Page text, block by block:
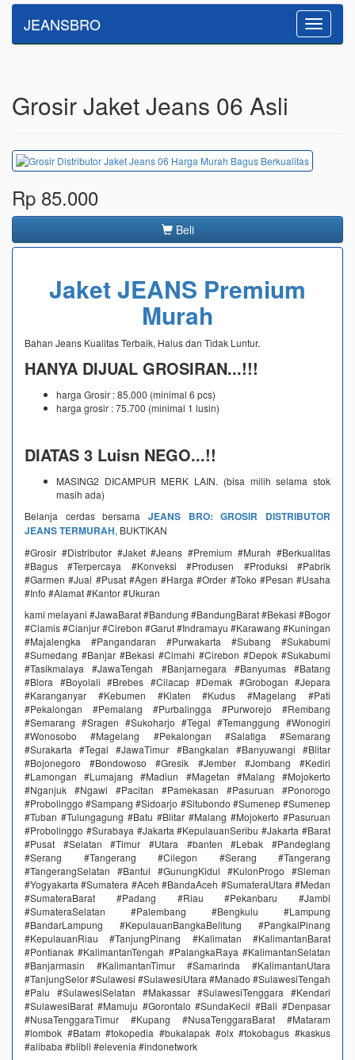
Toggle
JEANSBRO
Grosir Jaket Jeans 06 Asli
Rp 85.000
Beli
Jaket JEANS Premium
Murah
Bahan Jeans Kualitas Terbaik, Halus dan Tidak Luntur.
HANYA DIJUAL GROSIRAN...!!!
harga Grosir : 85.000 (minimal 6 pcs)
harga grosir : 75.700 (minimal 1 lusin)
DIATAS 3 Luisn NEGO...!!
MASING2 DICAMPUR MERK LAIN. (bisa milih selama stok
masih ada)
Belanja cerdas bersama JEANS BRO: GROSIR DISTRIBUTOR
JEANS TERMURAH, BUKTIKAN
#Grosir #Distributor #Jaket #Jeans #Premium #Murah #Berkualitas
#Bagus #Terpercaya #Konveksi #Produsen #Produksi #Pabrik
#Garmen #Jual #Pusat #Agen #Harga #Order #Toko #Pesan #Usaha
#Info #Alamat #Kantor #Ukuran
kami melayani #JawaBarat #Bandung #BandungBarat #Bekasi #Bogor
#Ciamis #Cianjur #Cirebon #Garut #Indramayu #Karawang #Kuningan
#Majalengka #Pangandaran #Purwakarta #Subang #Sukabumi
#Sumedang #Banjar #Bekasi #Cimahi #Cirebon #Depok #Sukabumi
#Tasikmalaya #JawaTengah #Banjarnegara #Banyumas #Batang
#Blora #Boyolali #Brebes #Cilacap #Demak #Grobogan #Jepara
#Karanganyar #Kebumen #Klaten #Kudus #Magelang #Pati
#Pekalongan #Pemalang #Purbalingga #Purworejo #Rembang
#Semarang #Sragen #Sukoharjo #Tegal #Temanggung #Wonogiri
#Wonosobo #Magelang #Pekalongan #Salatiga #Semarang
#Surakarta #Tegal #JawaTimur #Bangkalan #Banyuwangi #Blitar
#Bojonegoro #Bondowoso #Gresik #Jember #Jombang #Kediri
#Lamongan #Lumajang #Madiun #Magetan #Malang #Mojokerto
#Nganjuk #Ngawi #Pacitan #Pamekasan #Pasuruan #Ponorogo
#Probolinggo #Sampang #Sidoarjo #Situbondo #Sumenep #Sumenep
#Tuban #Tulungagung #Batu #Blitar #Malang #Mojokerto #Pasuruan
#Probolinggo #Surabaya #Jakarta #KepulauanSeribu #Jakarta #Barat
#Pusat #Selatan #Timur #Utara #banten #Lebak #Pandeglang
#Serang #Tangerang #Cilegon #Serang #Tangerang
#TangerangSelatan #Bantul #GunungKidul #KulonProgo #Sleman
#Yogyakarta #Sumatera #Aceh #BandaAceh #SumateraUtara #Medan
#SumateraBarat #Padang #Riau #Pekanbaru #Jambi
#SumateraSelatan #Palembang #Bengkulu #Lampung
#BandarLampung #KepulauanBangkaBelitung #PangkalPinang
#KepulauanRiau #TanjungPinang #Kalimatan #KalimantanBarat
#Pontianak #KalimantanTengah #PalangkaRaya #KalimantanSelatan
#Banjarmasin #KalimantanTimur #Samarinda #KalimantanUtara
#TanjungSelor #Sulawesi #SulawesiUtara #Manado #SulawesiTengah
#Palu #SulawesiSelatan #Makassar #SulawesiTenggara #Kendari
#SulawesiBarat #Mamuju #Gorontalo #SundaKecil #Bali #Denpasar
#NusaTenggaraTimur #Kupang #NusaTenggaraBarat #Mataram
#lombok #Batam #tokopedia #bukalapak #olx #tokobagus #kaskus
#alibaba #blibli #elevenia #indonetwork